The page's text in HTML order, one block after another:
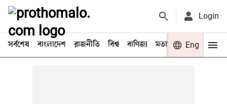
Login
সর্বশেষ বাংলাদেশ রাজনীতি বিশ্ব বাণিজ্য মতামত খেলা
Eng